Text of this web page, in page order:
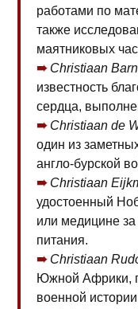
работами по
также
маятниковых
Christiaan
известность
сердца,
Christiaan de
один из
англо-бурской
Christiaan
удостоенный
или медицине
питания.
Christiaan
Южной Африки,
военной